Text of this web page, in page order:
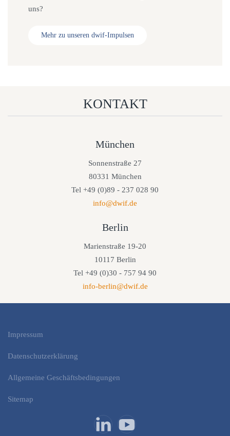
uns?
Mehr zu unseren dwif-Impulsen
KONTAKT
München
Sonnenstraße 27
80331 München
Tel +49 (0)89 - 237 028 90
info@dwif.de
Berlin
Marienstraße 19-20
10117 Berlin
Tel +49 (0)30 - 757 94 90
info-berlin@dwif.de
Impressum
Datenschutzerklärung
Allgemeine Geschäftsbedingungen
Sitemap